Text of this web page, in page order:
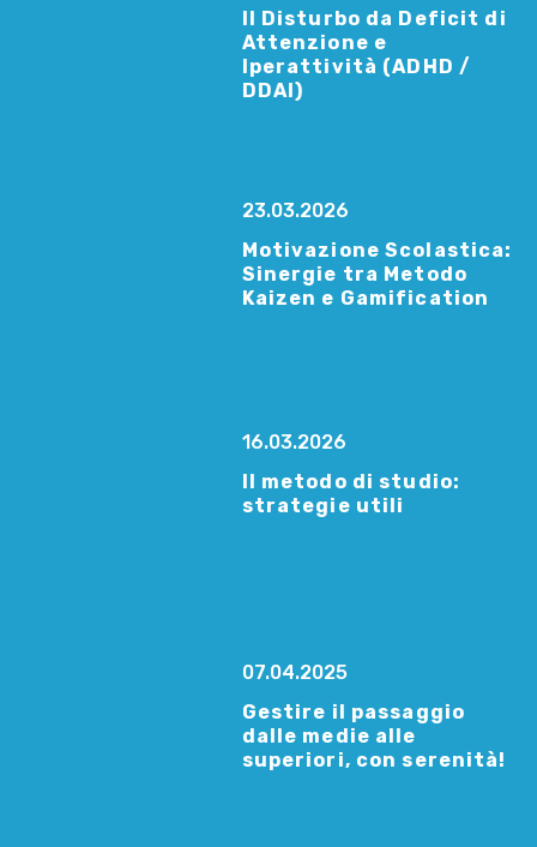
Il Disturbo da Deficit di
Attenzione e
Iperattività (ADHD /
DDAI)
23.03.2026
Motivazione Scolastica:
Sinergie tra Metodo
Kaizen e Gamification
16.03.2026
Il metodo di studio:
strategie utili
07.04.2025
Gestire il passaggio
dalle medie alle
superiori, con serenità!